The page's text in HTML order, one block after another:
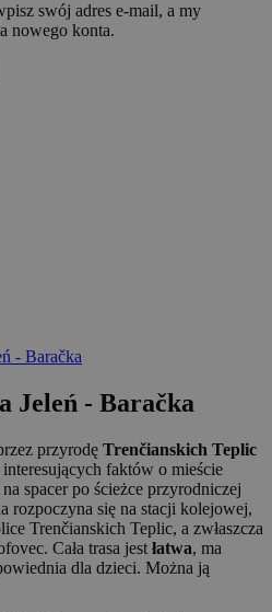
swój adres e-mail, a my
nowego konta.
- Baračka
Jeleń - Baračka
przyrodę Trenčianskich Teplic
faktów o mieście
spacer po ścieżce przyrodniczej
rozpoczyna się na stacji kolejowej,
Trenčianskich Teplic, a zwłaszcza
Cała trasa jest łatwa, ma
dla dzieci. Można ją